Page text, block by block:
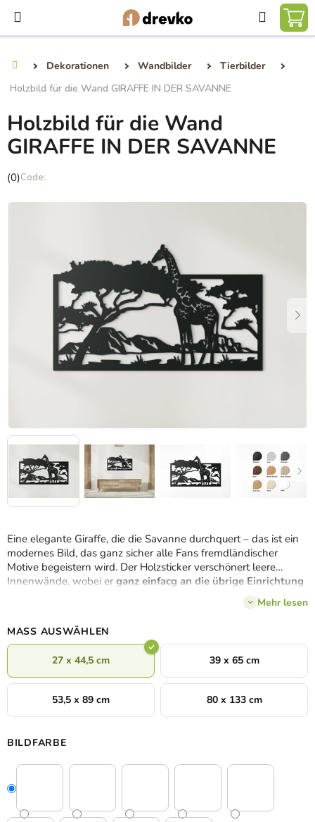
Inhalt
springen
Suchen
Dekorationen Wandbilder
Tierbilder
Holzbild für die Wand GIRAFFE IN DER SAVANNE
Eine elegante Giraffe, die die Savanne durchquert – das ist ein
modernes Bild, das ganz sicher alle Fans fremdländischer
Motive begeistern wird. Der Holzsticker verschönert leere
Innenwände, wobei er ganz einfacg an die übrige Einrichtung
Mehr lesen
MASS AUSWÄHLEN
27 x 44,5 cm 39 x 65 cm
53,5 x 89 cm 80 x 133 cm
BILDFARBE
Holzbild für die Wand
GIRAFFE IN DER SAVANNE
Die
Produktbewertung
(0)